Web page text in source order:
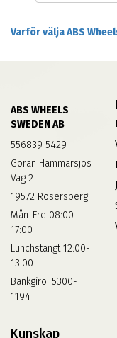
Varför välja ABS
ABS WHEELS
SWEDEN AB
556839 5429
Göran Hammarsjös
Väg 2
19572 Rosersberg
Mån-Fre 08:00-
17:00
Lunchstängt 12:00-
13:00
Bankgiro: 5300-
1194
Kunskap